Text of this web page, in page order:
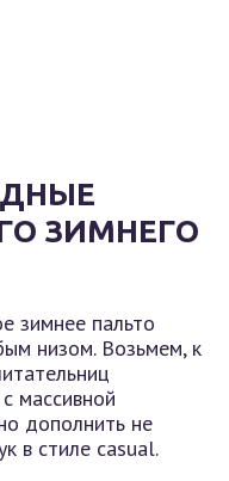
ЗИМНЕГО
зимнее пальто
низом. Возьмем, к
массивной
дополнить не
в стиле casual.